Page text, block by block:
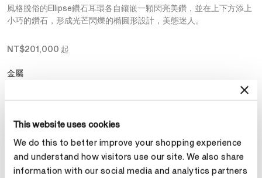
This website uses cookies
We do this to better improve your shopping experience
and understand how visitors use our site. We also share
information with our social media and analytics partners
風格脫俗的Ellipse鑽石耳環各自鑲嵌一顆閃亮美鑽，並在上下方添上
小巧的鑽石，形成光芒閃爍的橢圓形設計，美態迷人。
NT$201,000 起
金屬
選擇 金屬
選擇 克拉總重